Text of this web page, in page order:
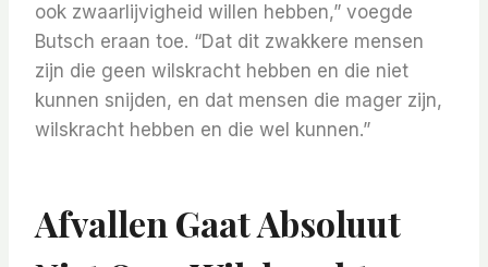
ook zwaarlijvigheid willen hebben,” voegde
Butsch eraan toe. “Dat dit zwakkere mensen
zijn die geen wilskracht hebben en die niet
kunnen snijden, en dat mensen die mager zijn,
wilskracht hebben en die wel kunnen.”
Afvallen Gaat Absoluut